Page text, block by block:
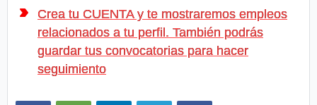
Crea tu CUENTA y te mostraremos empleos
relacionados a tu perfil. También podrás
guardar tus convocatorias para hacer
seguimiento